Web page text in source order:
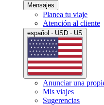
Mensajes
Planea tu viaje
Atención al cliente
español · USD · US
Anunciar una
Mis viajes
Sugerencias